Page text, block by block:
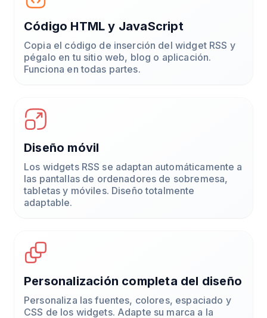
Código HTML y JavaScript
Copia el código de inserción del widget RSS y
pégalo en tu sitio web, blog o aplicación.
Funciona en todas partes.
Diseño móvil
Los widgets RSS se adaptan automáticamente a
las pantallas de ordenadores de sobremesa,
tabletas y móviles. Diseño totalmente
adaptable.
Personalización completa del diseño
Personaliza las fuentes, colores, espaciado y
CSS de los widgets. Adapte su marca a la